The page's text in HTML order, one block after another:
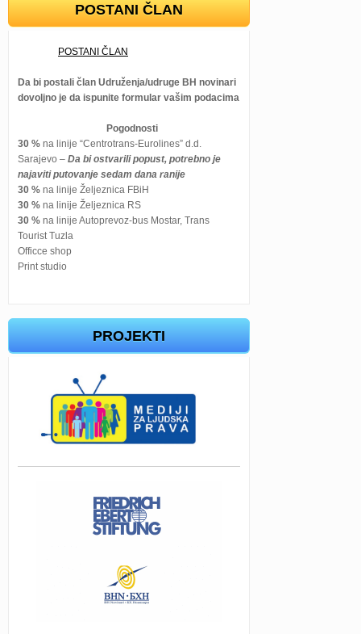
POSTANI ČLAN
POSTANI ČLAN
Da bi postali član Udruženja/udruge BH novinari
dovoljno je da ispunite formular vašim podacima
Pogodnosti
30 % na linije “Centrotrans-Eurolines” d.d.
Sarajevo – Da bi ostvarili popust, potrebno je
najaviti putovanje sedam dana ranije
30 % na linije Željeznica FBiH
30 % na linije Željeznica RS
30 % na linije Autoprevoz-bus Mostar, Trans
Tourist Tuzla
Officce shop
Print studio
PROJEKTI